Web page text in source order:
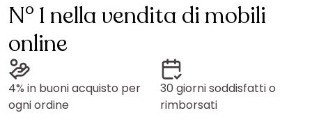
N° 1 nella vendita di mobili
online
4% in buoni acquisto per
ogni ordine
30 giorni soddisfatti o
rimborsati